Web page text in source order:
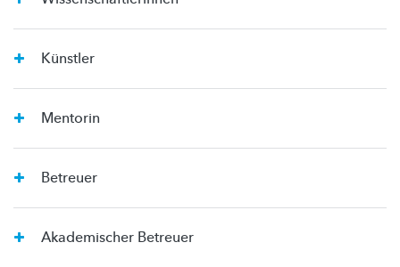
Künstler
Mentorin
Betreuer
Akademischer Betreuer